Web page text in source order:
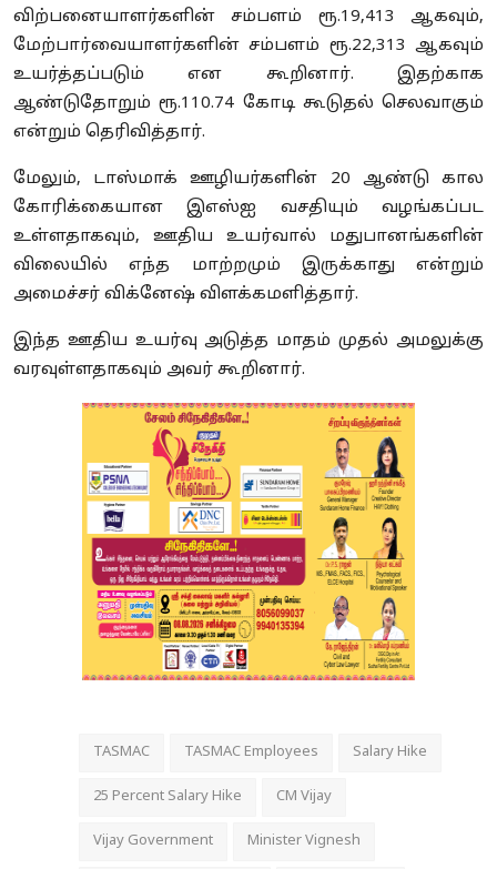
விற்பனையாளர்களின் சம்பளம் ரூ.19,413 ஆகவும்,
மேற்பார்வையாளர்களின் சம்பளம் ரூ.22,313 ஆகவும்
உயர்த்தப்படும் என கூறினார். இதற்காக
ஆண்டுதோறும் ரூ.110.74 கோடி கூடுதல் செலவாகும்
என்றும் தெரிவித்தார்.
மேலும், டாஸ்மாக் ஊழியர்களின் 20 ஆண்டு கால
கோரிக்கையான இஎஸ்ஐ வசதியும் வழங்கப்பட
உள்ளதாகவும், ஊதிய உயர்வால் மதுபானங்களின்
விலையில் எந்த மாற்றமும் இருக்காது என்றும்
அமைச்சர் விக்னேஷ் விளக்கமளித்தார்.
இந்த ஊதிய உயர்வு அடுத்த மாதம் முதல் அமலுக்கு
வரவுள்ளதாகவும் அவர் கூறினார்.
TASMAC TASMAC Employees Salary Hike
25 Percent Salary Hike CM Vijay
Vijay Government Minister Vignesh